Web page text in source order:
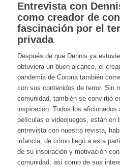
Entrevista con
como creador de
fascinación por el
privada
Después de que Dennis ya
obtuviera un buen alcance, el
pandemia de Corona también
con sus contenidos de terror. Sin
comunidad, también se convirtió
inspiración. Todos los aficionados
películas o videojuegos, están en
entrevista con nuestra revista,
infancia, de cómo llegó a esta
de su inspiración y motivación
comunidad, así como de sus